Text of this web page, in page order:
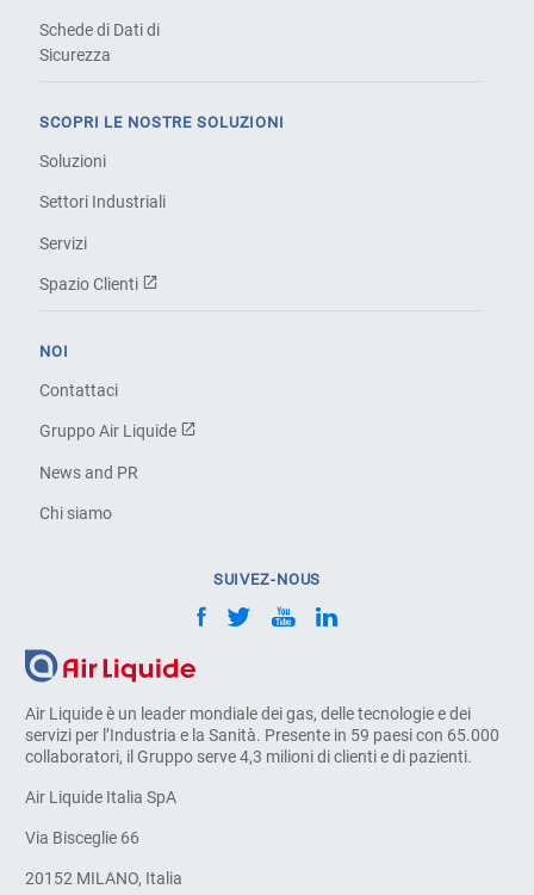
Air Liquide è un leader mondiale dei gas, delle tecnologie e dei
servizi per l’Industria e la Sanità. Presente in 59 paesi con 65.000
collaboratori, il Gruppo serve 4,3 milioni di clienti e di pazienti.
Air Liquide Italia SpA
Via Bisceglie 66
20152 MILANO, Italia
Schede di Dati di
Sicurezza
SCOPRI LE NOSTRE SOLUZIONI
Soluzioni
Settori Industriali
Servizi
Spazio Clienti
NOI
Contattaci
Gruppo Air Liquide
News and PR
Chi siamo
SUIVEZ-NOUS